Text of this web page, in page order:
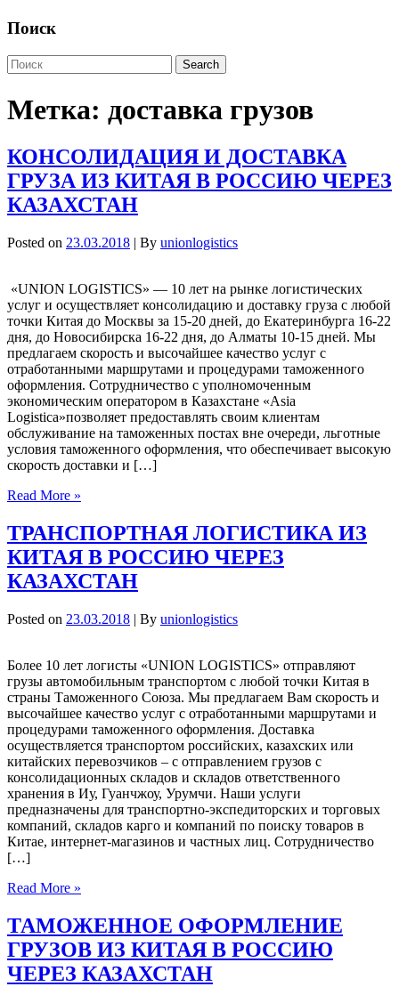
Поиск
Метка: доставка грузов
КОНСОЛИДАЦИЯ И ДОСТАВКА
ГРУЗА ИЗ КИТАЯ В РОССИЮ ЧЕРЕЗ
КАЗАХСТАН
Posted on 23.03.2018 | By unionlogistics
«UNION LOGISTICS» — 10 лет на рынке логистических
услуг и осуществляет консолидацию и доставку груза с любой
точки Китая до Москвы за 15-20 дней, до Екатеринбурга 16-22
дня, до Новосибирска 16-22 дня, до Алматы 10-15 дней. Мы
предлагаем скорость и высочайшее качество услуг с
отработанными маршрутами и процедурами таможенного
оформления. Сотрудничество с уполномоченным
экономическим оператором в Казахстане «Asia
Logistica»позволяет предоставлять своим клиентам
обслуживание на таможенных постах вне очереди, льготные
условия таможенного оформления, что обеспечивает высокую
скорость доставки и […]
Read More »
ТРАНСПОРТНАЯ ЛОГИСТИКА ИЗ
КИТАЯ В РОССИЮ ЧЕРЕЗ
КАЗАХСТАН
Posted on 23.03.2018 | By unionlogistics
Более 10 лет логисты «UNION LOGISTICS» отправляют
грузы автомобильным транспортом с любой точки Китая в
страны Таможенного Союза. Мы предлагаем Вам скорость и
высочайшее качество услуг с отработанными маршрутами и
процедурами таможенного оформления. Доставка
осуществляется транспортом российских, казахских или
китайских перевозчиков – с отправлением грузов с
консолидационных складов и складов ответственного
хранения в Иу, Гуанчжоу, Урумчи. Наши услуги
предназначены для транспортно-экспедиторских и торговых
компаний, складов карго и компаний по поиску товаров в
Китае, интернет-магазинов и частных лиц. Сотрудничество
[…]
Read More »
ТАМОЖЕННОЕ ОФОРМЛЕНИЕ
ГРУЗОВ ИЗ КИТАЯ В РОССИЮ
ЧЕРЕЗ КАЗАХСТАН